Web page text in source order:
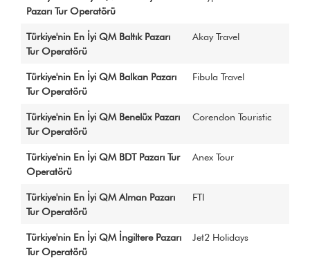
Pazarı Tur Operatörü
Türkiye'nin En İyi QM Baltık Pazarı
Tur Operatörü
Akay Travel
Türkiye'nin En İyi QM Balkan Pazarı
Tur Operatörü
Fibula Travel
Türkiye'nin En İyi QM Benelüx Pazarı
Tur Operatörü
Corendon Touristic
Türkiye'nin En İyi QM BDT Pazarı Tur
Operatörü
Anex Tour
Türkiye'nin En İyi QM Alman Pazarı
Tur Operatörü
FTI
Türkiye'nin En İyi QM İngiltere Pazarı
Tur Operatörü
Jet2 Holidays